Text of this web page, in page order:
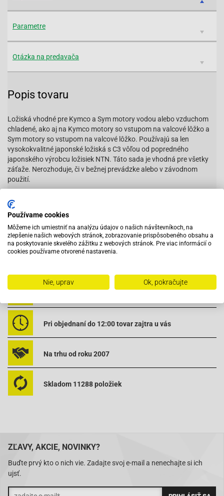
Parametre
Otázka na predavača
Popis tovaru
Ložiská vhodné pre Kymco a Sym motory vodou alebo vzduchom
chladené, ako aj na Kymco motory so vstupom na valcové lôžko a
Sym motory so vstupom na valcové lôžko. Používajú sa len
vysokokvalitné japonské ložiská s C3 vôľou od popredného
japonského výrobcu ložisiek NTN. Táto sada je vhodná pre všetky
záťaže. Nerozhoduje, či v bežnej prevádzke alebo v závodnom
použití.
Peugeot-Elyseo 50
Peugeot-Elystar 50 Advantage
Peugeot-Elystar 50 TSDI
Peugeot-Speedake 50
Peugeot-Speedfight 2 50 AC
Peugeot-Speedfight 2 50 LC
Peugeot-Squab 50
Peugeot-TKR 50
Peugeot-Trekker 50
Peugeot-Vivacity 50
NK100.36
Čítať viac
Pri objednaní do 12:00 tovar zajtra u vás
Na trhu od roku 2007
Skladom 11288 položiek
ZĽAVY, AKCIE, NOVINKY?
Buďte prvý kto o nich vie. Zadajte svoj e-mail a nenechajte si ich
ujsť.
Používame cookies
Môžeme ich umiestniť na analýzu údajov o našich návštevníkoch, na
zlepšenie našich webových stránok, zobrazovanie prispôsobeného obsahu a
na poskytovanie skvelého zážitku z webových stránok. Pre viac informácií o
cookies používame otvorené nastavenia.
Nie, uprav Ok, pokračujte